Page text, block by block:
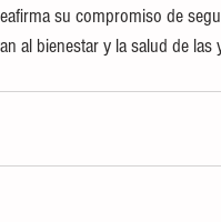
su compromiso de
al bienestar y la salud de las